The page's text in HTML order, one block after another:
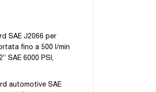
SAE J2066 per
fino a 500 l/min
SAE 6000 PSI,
automotive SAE